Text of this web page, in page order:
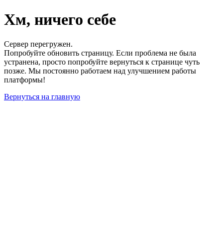
Хм, ничего себе
Сервер перегружен.
Попробуйте обновить страницу. Если проблема не была
устранена, просто попробуйте вернуться к странице чуть
позже. Мы постоянно работаем над улучшением работы
платформы!
Вернуться на главную